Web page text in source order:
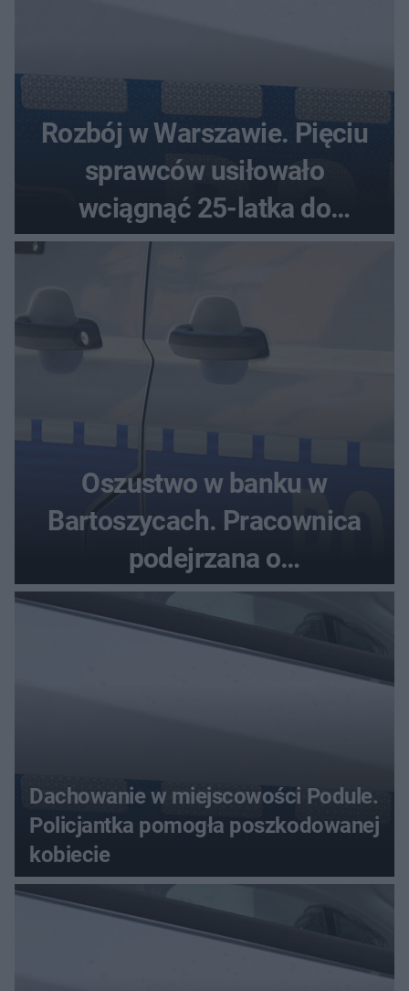
Rozbój w Warszawie. Pięciu
sprawców usiłowało
wciągnąć 25-latka do
samochodu
Oszustwo w banku w
Bartoszycach. Pracownica
podejrzana o
przywłaszczenie 470 000 zł
Dachowanie w miejscowości Podule.
Policjantka pomogła poszkodowanej
kobiecie